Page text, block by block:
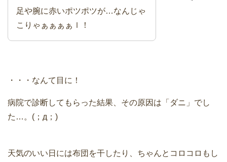
足や腕に赤いポツポツが…なんじゃ
こりゃぁぁぁぁｌ！
・・・なんて目に！
病院で診断してもらった結果、その原因は「ダニ」でし
た…。(；д；)
天気のいい日には布団を干したり、ちゃんとコロコロもし